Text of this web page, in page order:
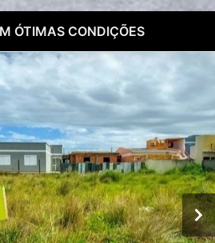
ÓTIMAS CONDIÇÕES